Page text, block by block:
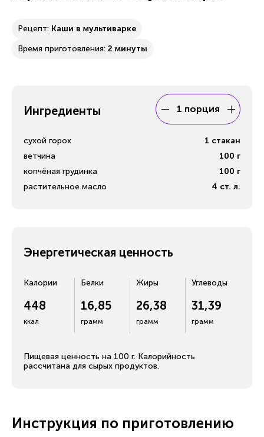
Рецепт: Каши в мультиварке
Время приготовления: 2 минуты
Ингредиенты 1 порция
сухой горох 1 стакан
ветчина
100 г
копчёная грудинка
100 г
растительное масло
4 ст. л.
Энергетическая ценность
Калории Белки Жиры Углеводы
448
ккал
16,85
грамм
26,38
грамм
31,39
грамм
Пищевая ценность на 100 г. Калорийность
рассчитана для сырых продуктов.
Инструкция по приготовлению